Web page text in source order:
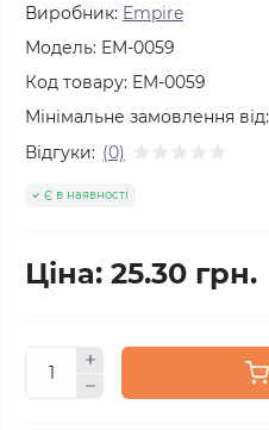
Виробник: Empire
Модель: EM-0059
Код товару: EM-0059
Мінімальне замовлення від:
Відгуки: (0)
Є в наявності
Ціна: 25.30 грн.